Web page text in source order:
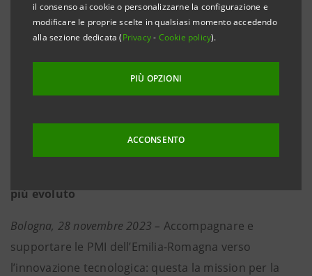
il consenso ai cookie o personalizzarne la configurazione e
modificare le proprie scelte in qualsiasi momento accedendo
alla sezione dedicata (Privacy- Cookie policy).
PIÙ OPZIONI
ACCONSENTO
• A disposizione delle aziende tavoli tematici per
favorire il trasferimento tecnologico e una visita
più evoluto
Bologna, 28 novembre 2023 – Accompagnare e
supportare le PMI dell’Emilia-Romagna verso
l’innovazione tecnologica: questa la mission per la